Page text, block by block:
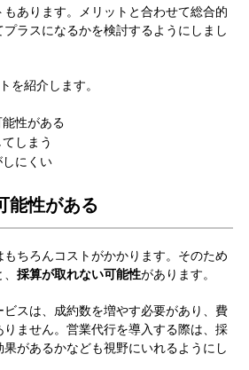
あります。メリットと合わせて総合的
ラスになるかを検討するようにしまし
を紹介します。
性がある
しまう
にくい
能性がある
ちろんコストがかかります。そのため
採算が取れない可能性があります。
スは、成約数を増やす必要があり、費
りません。営業代行を導入する際は、採
があるかなども視野にいれるようにし